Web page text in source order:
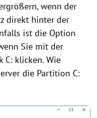
wenn der
direkt hinter der
ist die Option
Sie mit der
C: klicken. Wie
die Partition C: